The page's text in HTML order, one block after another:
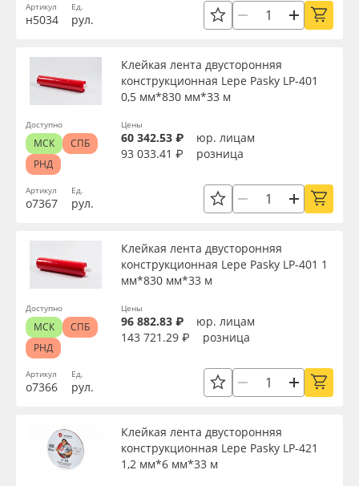
Артикул
н5034
Ед.
рул.
Артикул
о7367
Клейкая лента двусторонняя
конструкционная Lepe Pasky LP-401
0,5 мм*830 мм*33 м
Ед.
рул.
Цены
60 342.53 ₽
юр. лицам
93 033.41 ₽
розница
Доступно
МСК
СПБ
РНД
Артикул
о7366
Клейкая лента двусторонняя
конструкционная Lepe Pasky LP-401 1
мм*830 мм*33 м
Ед.
рул.
Цены
96 882.83 ₽
юр. лицам
143 721.29 ₽
розница
Доступно
МСК
СПБ
РНД
Клейкая лента двусторонняя
конструкционная Lepe Pasky LP-421
1,2 мм*6 мм*33 м